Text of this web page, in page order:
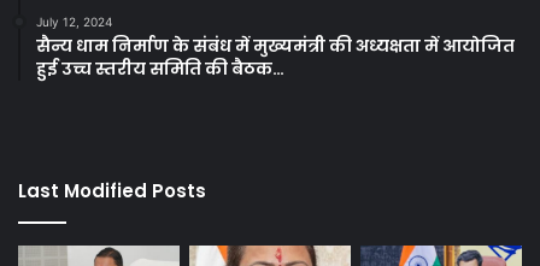
July 12, 2024
सैन्य धाम निर्माण के संबंध में मुख्यमंत्री की अध्यक्षता में आयोजित
हुई उच्च स्तरीय समिति की बैठक…
Last Modified Posts